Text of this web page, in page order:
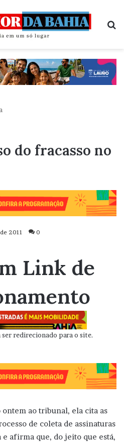
do fracasso no
2011 0
Link de
ser redirecionado para o site.
ao tribunal, ela cita as
de coleta de assinaturas
afirma que, do jeito que está,